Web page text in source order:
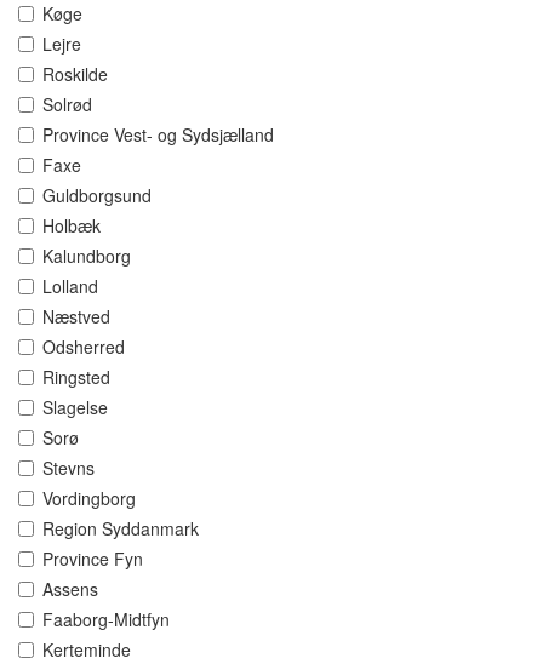
Køge
Lejre
Roskilde
Solrød
Province Vest- og Sydsjælland
Faxe
Guldborgsund
Holbæk
Kalundborg
Lolland
Næstved
Odsherred
Ringsted
Slagelse
Sorø
Stevns
Vordingborg
Region Syddanmark
Province Fyn
Assens
Faaborg-Midtfyn
Kerteminde